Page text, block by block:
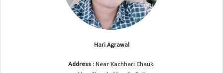
Hari Agrawal
Address: Near Kachhari Chauk,